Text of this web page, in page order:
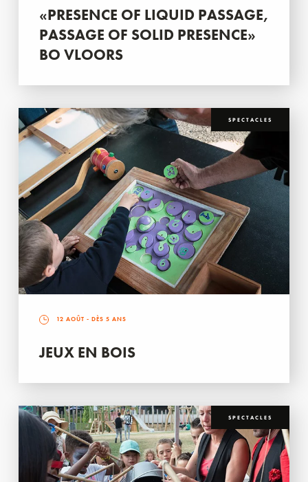
«PRESENCE OF LIQUID PASSAGE,
PASSAGE OF SOLID PRESENCE»
BO VLOORS
SPECTACLES
12 AOÛT - DÈS 5 ANS
JEUX EN BOIS
SPECTACLES